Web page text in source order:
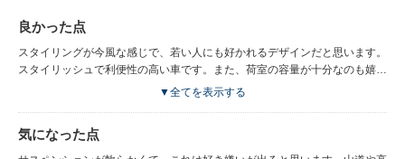
良かった点
スタイリングが今風な感じで、若い人にも好かれるデザインだと思います。
スタイリッシュで利便性の高い車です。また、荷室の容量が十分なのも嬉し
▼全てを表示する
気になった点